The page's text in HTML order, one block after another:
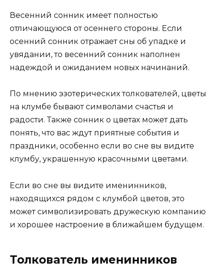
Весенний сонник имеет полностью
отличающуюся от осеннего стороны. Если
осенний сонник отражает сны об упадке и
увядании, то весенний сонник наполнен
надеждой и ожиданием новых начинаний.
По мнению эзотерических толкователей, цветы
на клумбе бывают символами счастья и
радости. Также сонник о цветах может дать
понять, что вас ждут приятные события и
праздники, особенно если во сне вы видите
клумбу, украшенную красочными цветами.
Если во сне вы видите именинников,
находящихся рядом с клумбой цветов, это
может символизировать дружескую компанию
и хорошее настроение в ближайшем будущем.
Толкователь именинников